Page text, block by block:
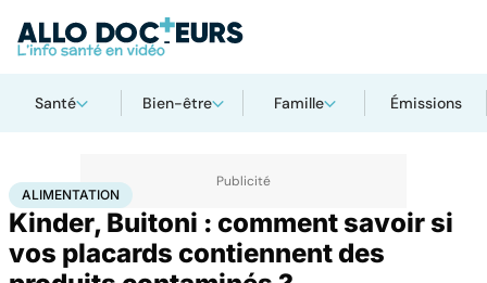
Santé Bien-être Famille Émissions
AccueilSantéSociété Santé publiqueAlimentation
ALIMENTATION
Kinder, Buitoni : comment savoir si
vos placards contiennent des